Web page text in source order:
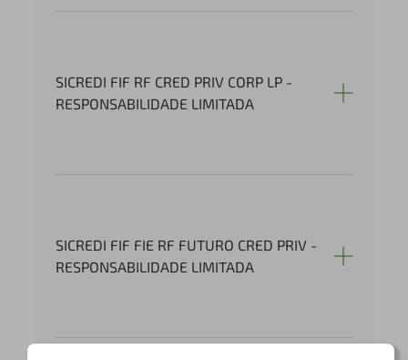
SICREDI FIF RF CRED PRIV CORP LP -
RESPONSABILIDADE LIMITADA
SICREDI FIF FIE RF FUTURO CRED PRIV -
RESPONSABILIDADE LIMITADA